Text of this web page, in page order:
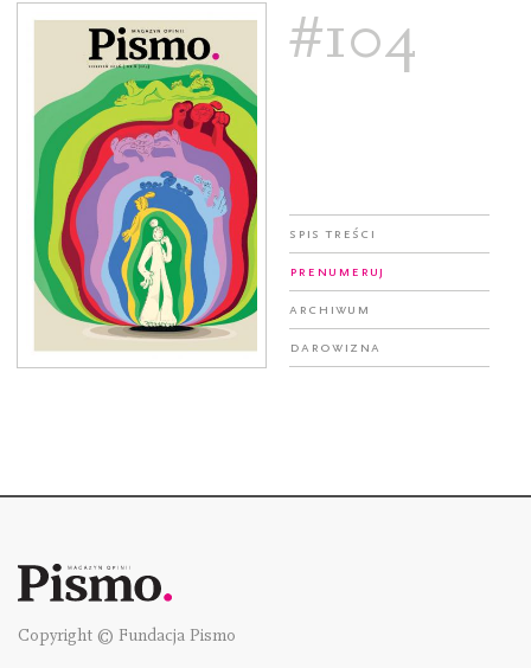
#104
Spis treści
Prenumeruj
Archiwum
Darowizna
Copyright © Fundacja Pismo